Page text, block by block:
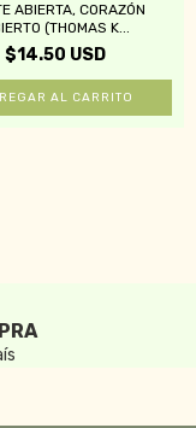
ABIERTA, CORAZÓN
(THOMAS K...
$14.50 USD